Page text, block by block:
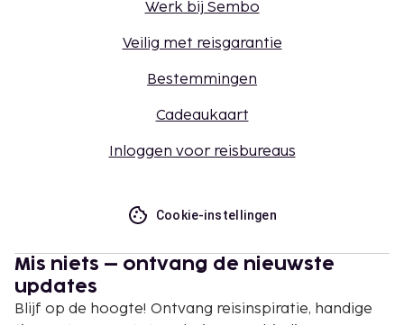
Werk bij Sembo
Veilig met reisgarantie
Bestemmingen
Cadeaukaart
Inloggen voor reisbureaus
Cookie-instellingen
Mis niets – ontvang de nieuwste
updates
Blijf op de hoogte! Ontvang reisinspiratie, handige